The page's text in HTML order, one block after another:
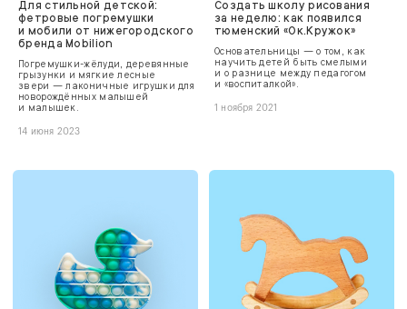
Для стильной детской:
фетровые погремушки
и мобили от нижегородского
бренда Mobilion
Погремушки-жёлуди, деревянные
грызунки и мягкие лесные
звери — лаконичные игрушки для
новорождённых малышей
и малышек.
14 июня 2023
Создать школу рисования
за неделю: как появился
тюменский «Ок.Кружок»
Основательницы — о том, как
научить детей быть смелыми
и о разнице между педагогом
и «воспиталкой».
1 ноября 2021